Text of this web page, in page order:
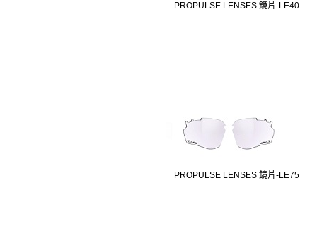
PROPULSE LENSES 鏡片-LE40
PROPULSE LENSES 鏡片-LE75